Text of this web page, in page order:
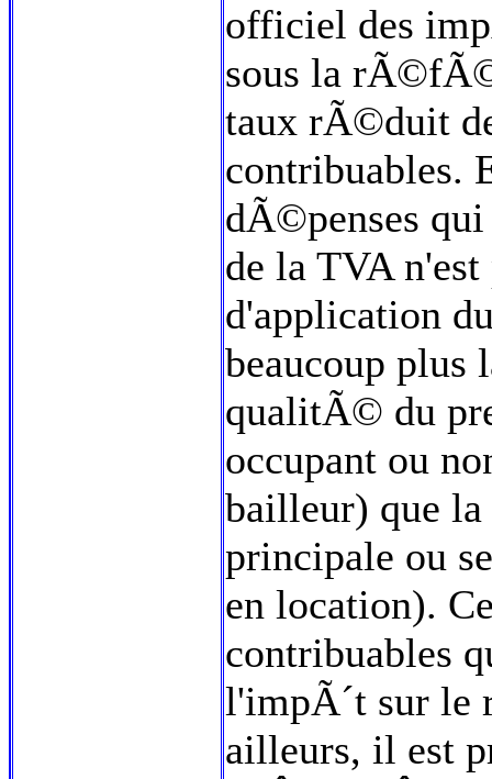
officiel des
sous la
taux rÃ©duit
contribuables.
dÃ©penses
de la TVA
d'application
beaucoup plus
qualitÃ© du
occupant ou
bailleur) que
principale ou
en location).
contribuables
l'impÃ´t sur le
ailleurs, il est